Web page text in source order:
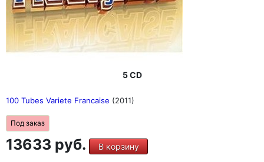
5 CD
100 Tubes Variete Francaise (2011)
Под заказ
13633 руб. В корзину